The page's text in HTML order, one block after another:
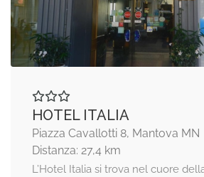
HOTEL ITALIA
Piazza Cavallotti 8, Mantova MN
Distanza: 27,4 km
L’Hotel Italia si trova nel cuore